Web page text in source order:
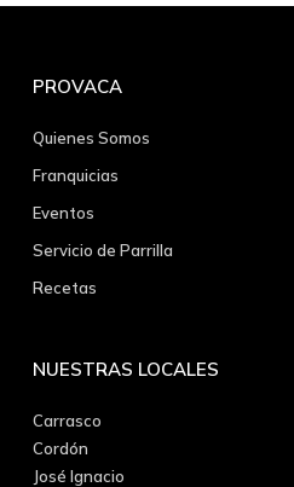
PROVACA
Quienes Somos
Franquicias
Eventos
Servicio de Parrilla
Recetas
NUESTRAS LOCALES
Carrasco
Cordón
José Ignacio